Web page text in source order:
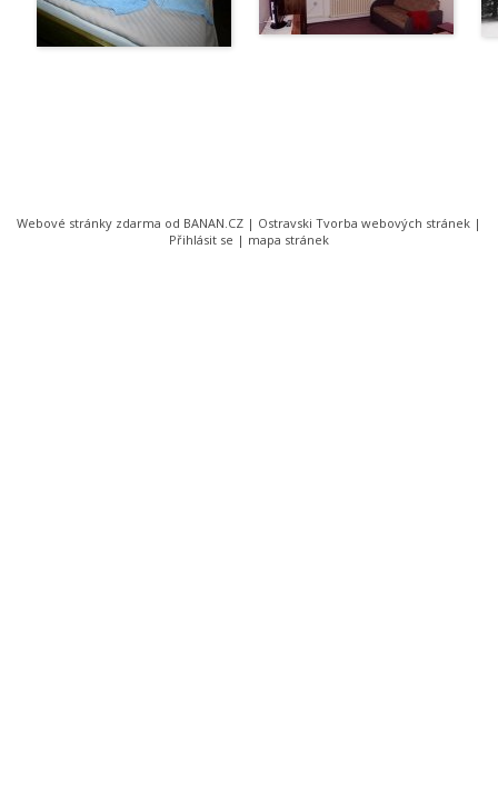
Webové stránky zdarma od BANAN.CZ | Ostravski Tvorba webových stránek |
Přihlásit se | mapa stránek